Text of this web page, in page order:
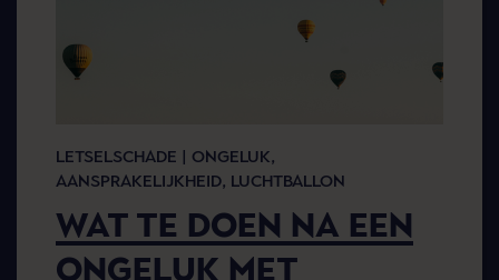
LETSELSCHADE |
ONGELUK,
AANSPRAKELIJKHEID, LUCHTBALLON
WAT TE DOEN NA EEN